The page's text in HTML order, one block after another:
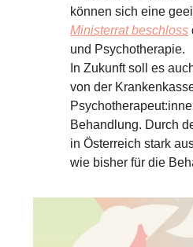
können sich eine
Ministerrat beschloss
und Psychotherapie.
In Zukunft soll es
von der
Behandlung. Durch
in Österreich stark
wie bisher für die